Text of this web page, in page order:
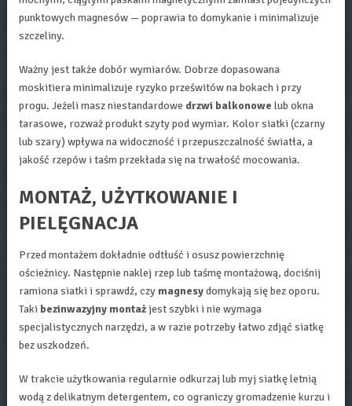
punktowych magnesów — poprawia to domykanie i minimalizuje
szczeliny.
Ważny jest także dobór wymiarów. Dobrze dopasowana
moskitiera minimalizuje ryzyko prześwitów na bokach i przy
progu. Jeżeli masz niestandardowe drzwi balkonowe lub okna
tarasowe, rozważ produkt szyty pod wymiar. Kolor siatki (czarny
lub szary) wpływa na widoczność i przepuszczalność światła, a
jakość rzepów i taśm przekłada się na trwałość mocowania.
MONTAŻ, UŻYTKOWANIE I
PIELĘGNACJA
Przed montażem dokładnie odtłuść i osusz powierzchnię
ościeżnicy. Następnie naklej rzep lub taśmę montażową, dociśnij
ramiona siatki i sprawdź, czy magnesydomykają się bez oporu.
Taki bezinwazyjny montażjest szybki i nie wymaga
specjalistycznych narzędzi, a w razie potrzeby łatwo zdjąć siatkę
bez uszkodzeń.
W trakcie użytkowania regularnie odkurzaj lub myj siatkę letnią
wodą z delikatnym detergentem, co ograniczy gromadzenie kurzu i